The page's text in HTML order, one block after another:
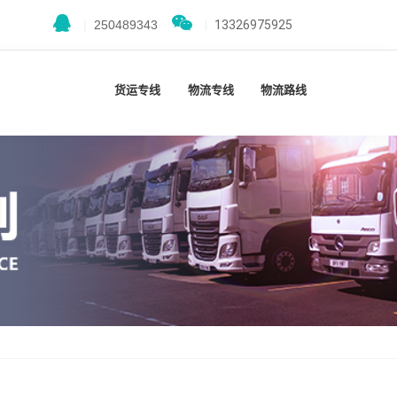
250489343 13326975925
货运专线 物流专线 物流路线